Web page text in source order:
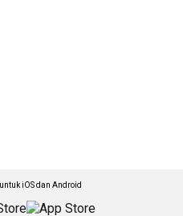
iOS dan Android